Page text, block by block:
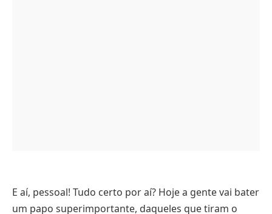
E aí, pessoal! Tudo certo por aí? Hoje a gente vai bater
um papo superimportante, daqueles que tiram o